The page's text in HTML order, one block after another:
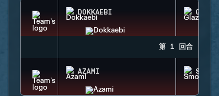
DOKKAEBI GLAZ
第 1 回合
AZAMI SMOKE